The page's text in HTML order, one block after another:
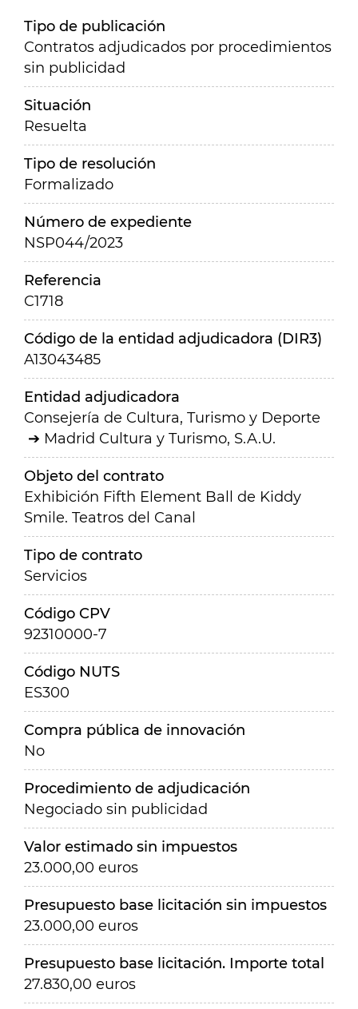
Tipo de publicación
Contratos adjudicados por procedimientos
sin publicidad
Situación
Resuelta
Tipo de resolución
Formalizado
Número de expediente
NSP044/2023
Referencia
C1718
Código de la entidad adjudicadora (DIR3)
A13043485
Entidad adjudicadora
Consejería de Cultura, Turismo y Deporte
Madrid Cultura y Turismo, S.A.U.
Objeto del contrato
Exhibición Fifth Element Ball de Kiddy
Smile. Teatros del Canal
Tipo de contrato
Servicios
Código CPV
92310000-7
Código NUTS
ES300
Compra pública de innovación
No
Procedimiento de adjudicación
Negociado sin publicidad
Valor estimado sin impuestos
23.000,00 euros
Presupuesto base licitación sin impuestos
23.000,00 euros
Presupuesto base licitación. Importe total
27.830,00 euros